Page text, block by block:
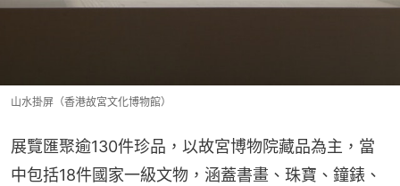
山水掛屏（香港故宮文化博物館）
展覽匯聚逾130件珍品，以故宮博物院藏品為主，當
中包括18件國家一級文物，涵蓋書畫、珠寶、鐘錶、